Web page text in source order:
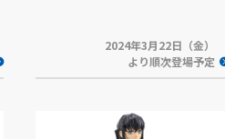
2024年3月22日（金）
より順次登場予定